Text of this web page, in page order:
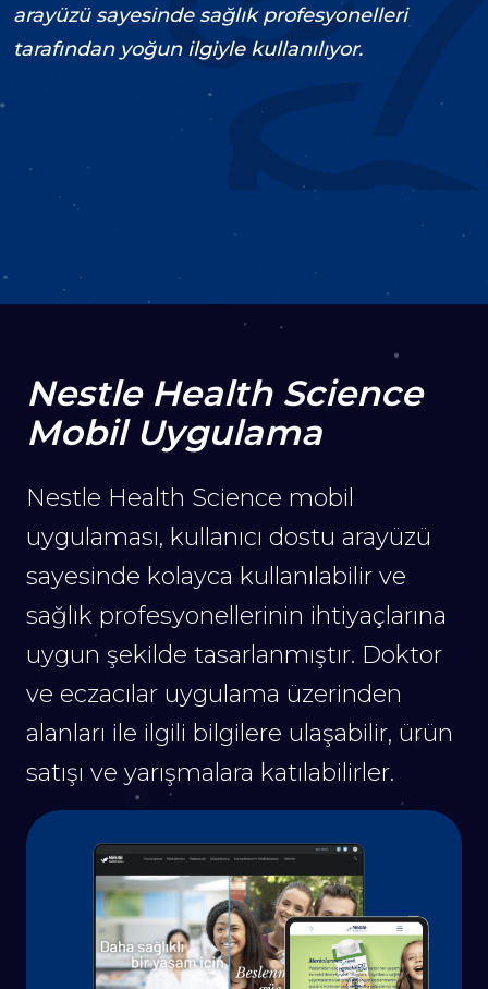
arayüzü sayesinde sağlık profesyonelleri
tarafından yoğun ilgiyle kullanılıyor.
UI/UX Tasarım
Nestle Health Science
Mobil Uygulama
Nestle Health Science mobil
uygulaması, kullanıcı dostu arayüzü
sayesinde kolayca kullanılabilir ve
sağlık profesyonellerinin ihtiyaçlarına
uygun şekilde tasarlanmıştır. Doktor
ve eczacılar uygulama üzerinden
alanları ile ilgili bilgilere ulaşabilir, ürün
satışı ve yarışmalara katılabilirler.